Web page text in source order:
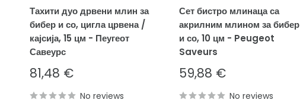
Тахити дуо дрвени млин за
бибер и со, цигла црвена /
кајсија, 15 цм - Пеугеот
Савеурс
Sale
price
81,48 €
No reviews
Сет бистро млинаца са
акрилним млином за бибер
и со, 10 цм - Peugeot
Saveurs
Sale
price
59,88 €
No reviews